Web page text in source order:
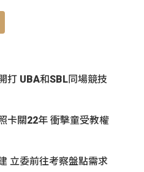
打 UBA和SBL同場競技
卡關22年 衝擊童受教權
立委前往考察盤點需求